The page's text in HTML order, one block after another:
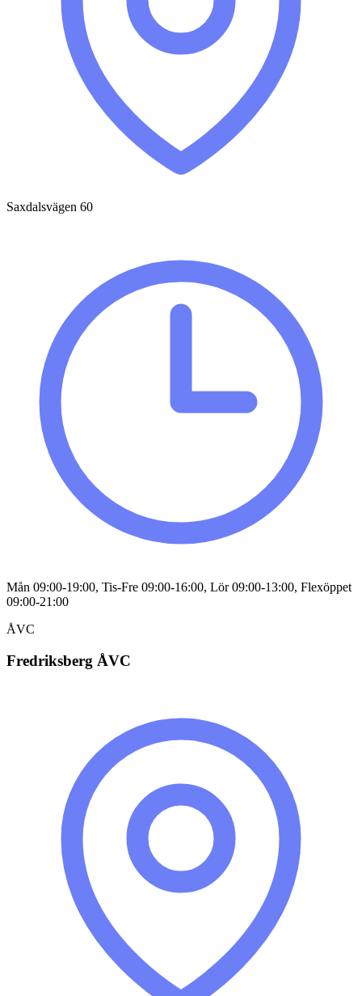
Saxdalsvägen 60
Mån 09:00-19:00, Tis-Fre 09:00-16:00, Lör 09:00-13:00, Flexöppet
09:00-21:00
ÅVC
Fredriksberg ÅVC